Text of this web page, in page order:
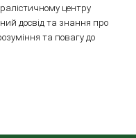
центру
досвід та знання про
та повагу до